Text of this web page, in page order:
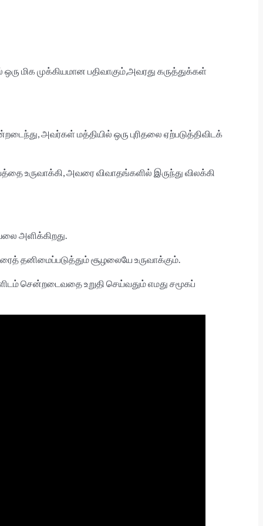
மிக முக்கியமான பதிவாகும்,அவரது கருத்துக்கள்
அவர்கள் மத்தியில் ஒரு புரிதலை ஏற்படுத்திவிடக்
உருவாக்கி, அவரை விவாதங்களில் இருந்து விலக்கி
அளிக்கிறது.​
தனிமைப்படுத்தும் சூழலையே உருவாக்கும்.
சென்றடைவதை உறுதி செய்வதும் எமது சமூகப்